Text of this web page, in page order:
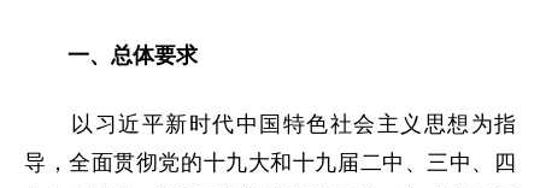
一、总体要求
以习近平新时代中国特色社会主义思想为指
导，全面贯彻党的十九大和十九届二中、三中、四